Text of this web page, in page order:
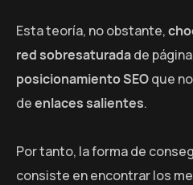
Esta teoría, no obstante,
red sobresaturadade
posicionamiento SEOque
deenlaces salientes.
Por tanto, la forma de
consiste en encontrar los